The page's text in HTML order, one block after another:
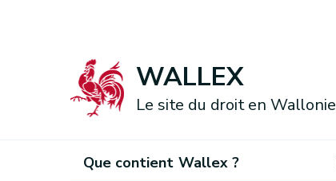
WALLEX
Le site du droit en Wallonie
Que contient Wallex ?